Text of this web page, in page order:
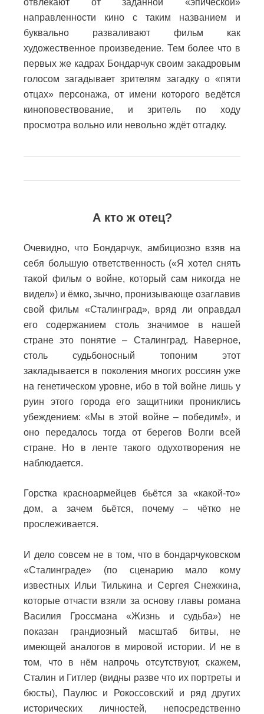
направленности кино с таким названием и
буквально разваливают фильм как
художественное произведение. Тем более что в
первых же кадрах Бондарчук своим закадровым
голосом загадывает зрителям загадку о «пяти
отцах» персонажа, от имени которого ведётся
киноповествование, и зритель по ходу
просмотра вольно или невольно ждёт отгадку.
А кто ж отец?
Очевидно, что Бондарчук, амбициозно взяв на
себя большую ответственность («Я хотел снять
такой фильм о войне, который сам никогда не
видел») и ёмко, зычно, пронизывающе озаглавив
свой фильм «Сталинград», вряд ли оправдал
его содержанием столь значимое в нашей
стране это понятие – Сталинград. Наверное,
столь судьбоносный топоним этот
закладывается в поколения многих россиян уже
на генетическом уровне, ибо в той войне лишь у
руин этого города его защитники прониклись
убеждением: «Мы в этой войне – победим!», и
оно передалось тогда от берегов Волги всей
стране. Но в ленте такого одухотворения не
наблюдается.
Горстка красноармейцев бьётся за «какой-то»
дом, а зачем бьётся, почему – чётко не
прослеживается.
И дело совсем не в том, что в бондарчуковском
«Сталинграде» (по сценарию мало кому
известных Ильи Тилькина и Сергея Снежкина,
которые отчасти взяли за основу главы романа
Василия Гроссмана «Жизнь и судьба») не
показан грандиозный масштаб битвы, не
имеющей аналогов в мировой истории. И не в
том, что в нём напрочь отсутствуют, скажем,
Сталин и Гитлер (видны разве что их портреты и
бюсты), Паулюс и Рокоссовский и ряд других
исторических личностей, непосредственно